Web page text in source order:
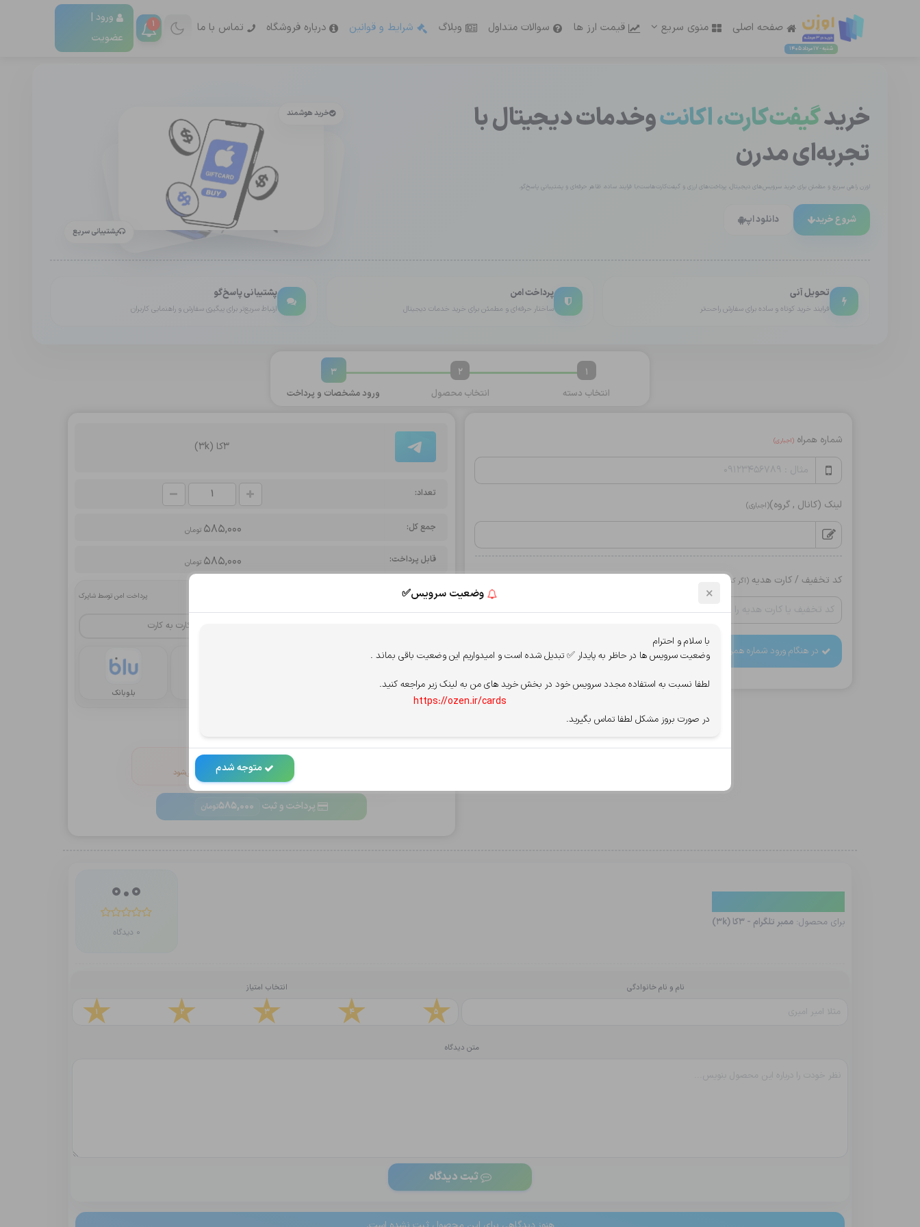
شنبه - 17 مرداد 1405
صفحه اصلی منوی سریع قیمت ارز ها سوالات متداول وبلاگ شرایط و قوانین درباره فروشگاه تماس با ما 1
ورود |
عضویت
خریدگیفت‌کارت، اکانتوخدمات دیجیتال با
تجربه‌ای مدرن
اوزن راهی سریع و مطمئن برای خرید سرویس‌های دیجیتال، پرداخت‌های ارزی و گیفت‌کارت‌هاست؛با فرایند ساده، ظاهر حرفه‌ای و پشتیبانی پاسخ‌گو.
شروع خرید دانلود اپ
خرید هوشمند
پشتیبانی سریع
تحویل آنی
فرایند خرید کوتاه و ساده برای سفارش راحت‌تر
پرداخت امن
ساختار حرفه‌ای و مطمئن برای خرید خدمات دیجیتال
پشتیبانی پاسخ‌گو
ارتباط سریع‌تر برای پیگیری سفارش و راهنمایی کاربران
1
انتخاب دسته
2
انتخابمحصول
3
ورود مشخصات و پرداخت
شماره همراه (اجباری)
لینک (کانال , گروه)(اجباری)
کد تخفیف / کارت هدیه (اگر کد دارید وارد کنید)
ثبت
در هنگام ورود شماره همراه دقت کنید، اطلاعات خرید به آن ارسال می شود.
3کا (3k)
تعداد:
جمع کل: 585,000 تومان
قابل پرداخت: 585,000 تومان
انتخاب روش پرداخت پرداخت امن توسط شاپرک
کارت به کارت
سپ - سامان بلوبانک
برای فعال شدن پرداخت، VPN را خاموش کنید
بعد از خاموش شدن، دکمه پرداخت به‌صورت خودکار فعال می‌شود
پرداخت و ثبت 585,000تومان
برای محصول: ممبر تلگرام - 3کا (3k)
0.0
0 دیدگاه
نام و نام خانوادگی انتخاب امتیاز
1 2 3 4 5
متن دیدگاه
ثبت دیدگاه
× وضعیت سرویس✅
با سلام و احترام
وضعیت سرویس ها در حاظر به پایدار ✅ تبدیل شده است و امیدواریم این وضعیت باقی بماند .
لطفا نسبت به استفاده مجدد سرویس خود در بخش خرید های من به لینک زیر مراجعه کنید.
https://ozen.ir/cards
در صورت بروز مشکل لطفا تماس بگیرید.
متوجه شدم